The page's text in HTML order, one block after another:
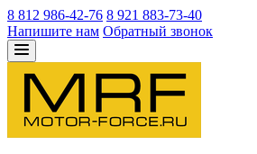
8 812 986-42-76 8 921 883-73-40
Напишите нам Обратный звонок